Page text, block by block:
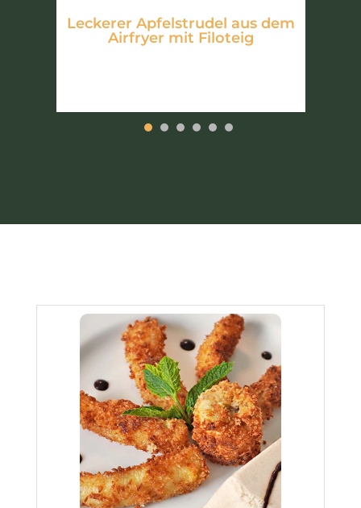
Leckerer Apfelstrudel aus dem
Airfryer mit Filoteig